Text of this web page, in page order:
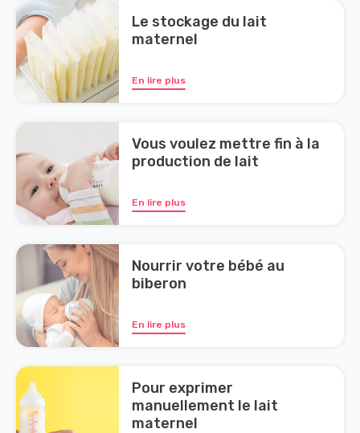
Le stockage du lait
maternel
En lire plus
Vous voulez mettre fin à la
production de lait
En lire plus
Nourrir votre bébé au
biberon
En lire plus
Pour exprimer
manuellement le lait
maternel